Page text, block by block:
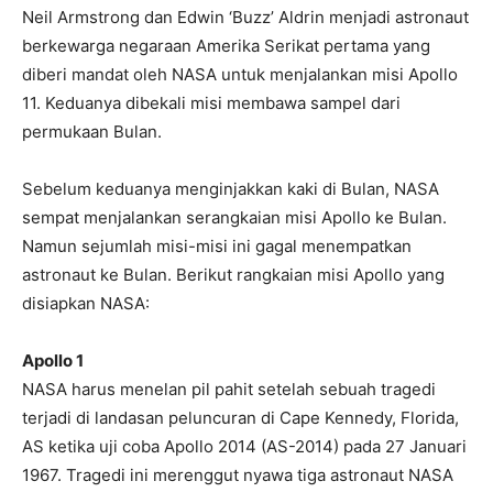
Neil Armstrong dan Edwin ‘Buzz’ Aldrin menjadi astronaut
berkewarga negaraan Amerika Serikat pertama yang
diberi mandat oleh NASA untuk menjalankan misi Apollo
11. Keduanya dibekali misi membawa sampel dari
permukaan Bulan.
Sebelum keduanya menginjakkan kaki di Bulan, NASA
sempat menjalankan serangkaian misi Apollo ke Bulan.
Namun sejumlah misi-misi ini gagal menempatkan
astronaut ke Bulan. Berikut rangkaian misi Apollo yang
disiapkan NASA:
Apollo 1
NASA harus menelan pil pahit setelah sebuah tragedi
terjadi di landasan peluncuran di Cape Kennedy, Florida,
AS ketika uji coba Apollo 2014 (AS-2014) pada 27 Januari
1967. Tragedi ini merenggut nyawa tiga astronaut NASA